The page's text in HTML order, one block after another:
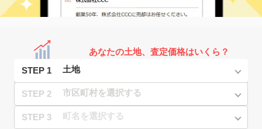
あなたの土地、査定価格はいくら？
STEP 1
STEP 2
STEP 3